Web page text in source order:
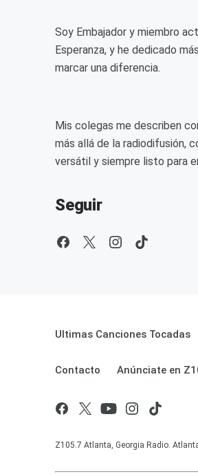
Soy Embajador y miembro
Esperanza, y he dedicado
marcar una diferencia.
Mis colegas me describen
más allá de la radiodifusión,
versátil y siempre listo para
Seguir
Ultimas Canciones Tocadas
Contacto Anúnciate en
Z105.7 Atlanta, Georgia Radio.